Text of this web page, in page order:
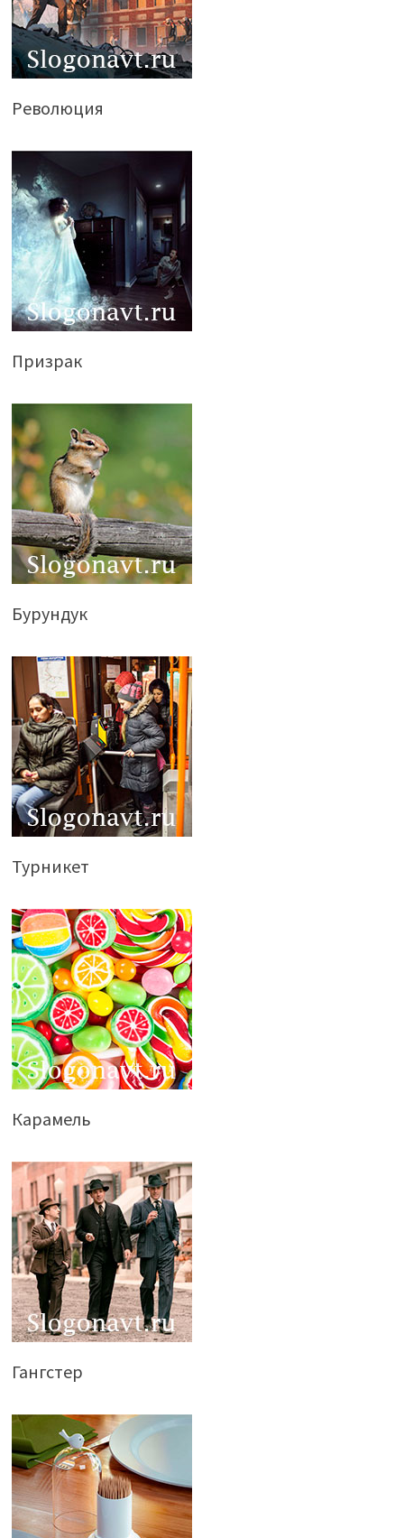
Революция
Призрак
Бурундук
Турникет
Карамель
Гангстер